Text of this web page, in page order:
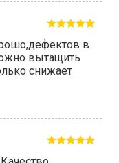
в
вытащить
снижает